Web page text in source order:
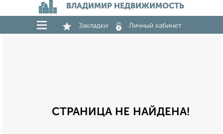
ВЛАДИМИР НЕДВИЖИМОСТЬ
Закладки Личный кабинет
СТРАНИЦА НЕ НАЙДЕНА!